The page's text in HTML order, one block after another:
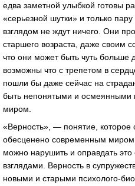
едва заметной улыбкой готовы
«серьезной шутки» и только
взглядом не ждут ничего. Они
старшего возраста, даже своим
что они может быть чуть больше
возможны что с трепетом в
пошли бы даже сейчас на
быть непонятыми и осмеянными
миром.
«Верность», — понятие,
обесценено современным
можно нарушить и оправдать
взглядами. Верность в
новыми и старыми психолого-